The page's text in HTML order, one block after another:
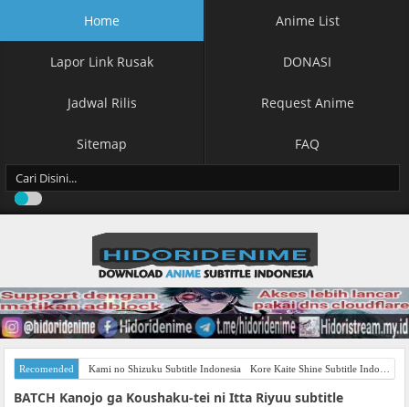
Home Anime List
Lapor Link Rusak DONASI
Jadwal Rilis Request Anime
Sitemap FAQ
Recomended Kami no Shizuku Subtitle Indonesia Kore Kaite Shine Subtitle Indonesia
BATCH Kanojo ga Koushaku-tei ni Itta Riyuu subtitle